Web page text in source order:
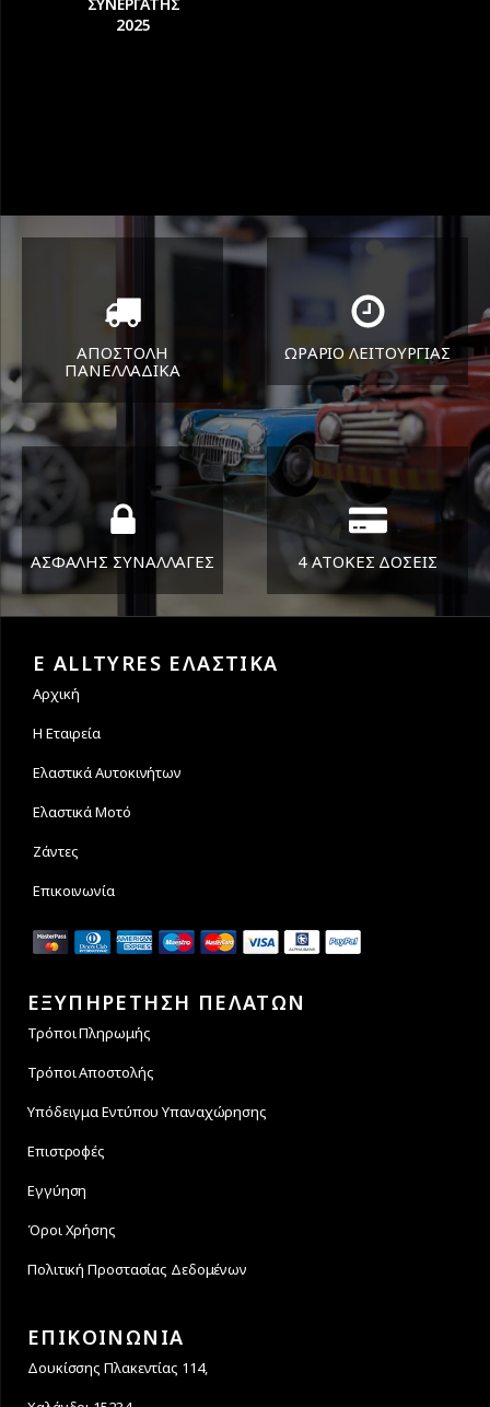
2025
ΑΠΟΣΤΟΛΗ
ΠΑΝΕΛΛΑΔΙΚA
Όπου και αν είστε θα σας
στείλουμε τα ελαστικά σας
ΩΡΑΡΙΟ ΛΕΙΤΟΥΡΓΙΑΣ
ΔΕΥ-ΠΑΡ 8:30-17:30
ΣΑΒ 8:30-13:30
ΑΣΦΑΛΗΣ ΣΥΝΑΛΛΑΓΕΣ 4 ΑΤΟΚΕΣ ΔΟΣΕΙΣ
E ALLTYRES ΕΛΑΣΤΙΚΑ
Αρχική
Η Εταιρεία
Ελαστικά Αυτοκινήτων
Ελαστικά Μοτό
Ζάντες
Επικοινωνία
ΕΞΥΠΗΡΕΤΗΣΗ ΠΕΛΑΤΩΝ
Τρόποι Πληρωμής
Τρόποι Αποστολής
Υπόδειγμα Εντύπου Υπαναχώρησης
Επιστροφές
Εγγύηση
Όροι Χρήσης
Πολιτική Προστασίας Δεδομένων
ΕΠΙΚΟΙΝΩΝΙΑ
Δουκίσσης Πλακεντίας 114,